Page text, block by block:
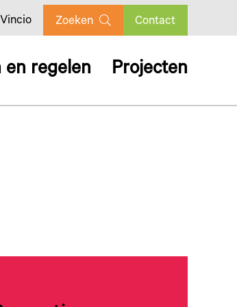
Zoeken Contact
en regelen Projecten